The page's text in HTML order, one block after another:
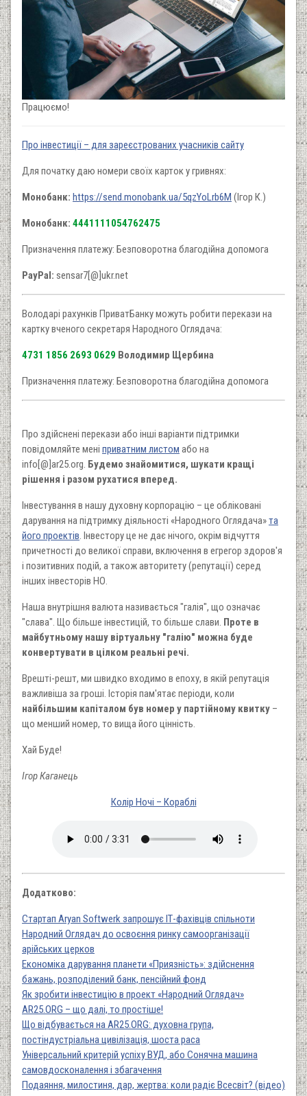
Працюємо!
Про інвестиції – для зареєстрованих учасників сайту
Для початку даю номери своїх карток у гривнях:
Монобанк: https://send.monobank.ua/5qzYoLrb6M (Ігор К.)
Монобанк: 4441111054762475
Призначення платежу: Безповоротна благодійна допомога
PayPal: sensar7[@]ukr.net
Володарі рахунків ПриватБанку можуть робити перекази на
картку вченого секретаря Народного Оглядача:
4731 1856 2693 0629 Володимир Щербина
Призначення платежу: Безповоротна благодійна допомога
Про здійснені перекази або інші варіанти підтримки
повідомляйте мені приватним листом або на
info[@]ar25.org. Будемо знайомитися, шукати кращі
рішення і разом рухатися вперед.
Інвестування в нашу духовну корпорацію – це обліковані
дарування на підтримку діяльності «Народного Оглядача»та
його проектів. Інвестору це не дає нічого, окрім відчуття
причетності до великої справи, включення в егрегор здоров'я
і позитивних подій, а також авторитету (репутації) серед
інших інвесторів НО.
Наша внутрішня валюта називається "галія", що означає
"слава". Що більше інвестицій, то більше слави. Проте в
майбутньому нашу віртуальну "галію" можна буде
конвертувати в цілком реальні речі.
Врешті-решт, ми швидко входимо в епоху, в якій репутація
важливіша за гроші. Історія пам'ятає періоди, коли
найбільшим капіталом був номер у партійному квитку –
що менший номер, то вища його цінність.
Хай Буде!
Ігор Каганець
Колір Ночі – Кораблі
Додатково:
Стартап Aryan Softwerk запрошує ІТ-фахівців спільноти
Народний Оглядач до освоєння ринку самоорганізації
арійських церков
Економіка дарування планети «Приязність»: здійснення
бажань, розподілений банк, пенсійний фонд
Як зробити інвестицію в проект «Народний Оглядач»
AR25.ORG – що далі, то простіше!
Що відбувається на AR25.ORG: духовна група,
постіндустріальна цивілізація, шоста раса
Універсальний критерій успіху ВУД, або Сонячна машина
самовдосконалення і збагачення
Подаяння, милостиня, дар, жертва: коли радіє Всесвіт? (відео)